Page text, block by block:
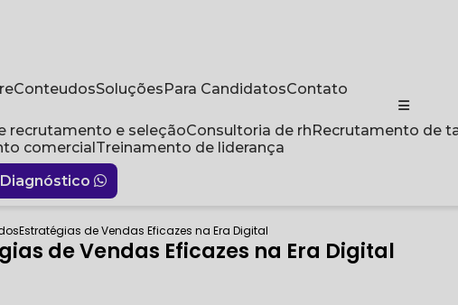
Conteudos Soluções Para Candidatos Contato
recrutamento e seleção Consultoria de rh Recrutamento de
comercial
Treinamento de liderança
Diagnóstico
Estratégias de Vendas Eficazes na Era Digital
de Vendas Eficazes na Era Digital